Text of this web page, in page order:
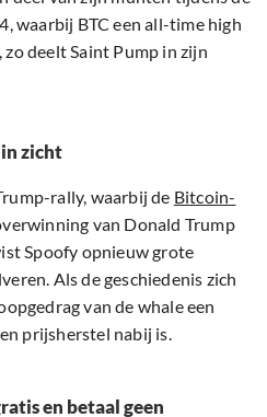
waarbij BTC een all-time high
deelt Saint Pump in zijn
zicht
rally, waarbij de Bitcoin-
van Donald Trump
Spoofy opnieuw grote
Als de geschiedenis zich
van de whale een
prijsherstel nabij is.
en betaal geen